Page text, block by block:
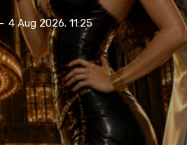
- 4 Aug 2026. 11:25